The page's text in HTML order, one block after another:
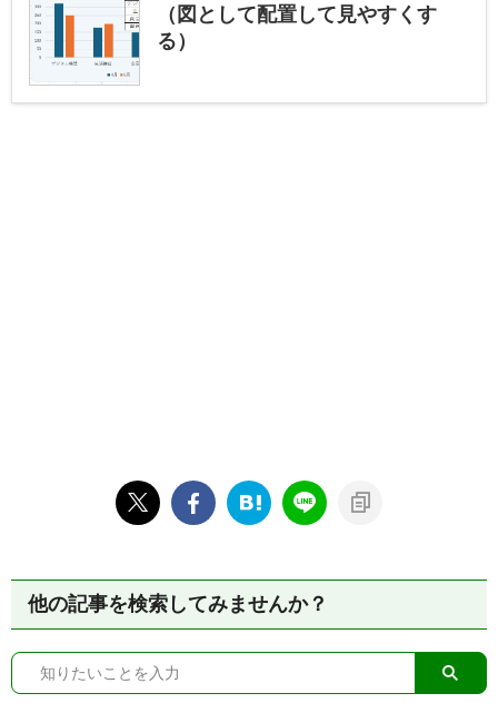
（図として配置して見やすくす
る）
他の記事を検索してみませんか？